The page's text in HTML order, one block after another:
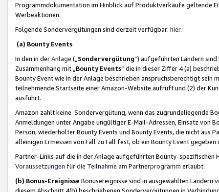
Programmdokumentation im Hinblick auf Produktverkäufe geltende
Werbeaktionen.
Folgende Sondervergütungen sind derzeit verfügbar: hier.
(a) Bounty Events
In den in derAnlage („ Sondervergütung“) aufgeführten Ländern
Zusammenhang mit „ Bounty Events“ die in dieser Ziffer 4 (a)
Bounty Event wie in der Anlage beschrieben anspruchsberechtigt sein
teilnehmende Startseite einer Amazon-Website aufruft und (2) der
ausführt.
Amazon zahlt keine Sondervergütung, wenn das zugrundeliegende
Anmeldungen unter Angabe ungültiger E-Mail-Adressen, Einsatz von
Person, wiederholter Bounty Events und Bounty Events, die nicht
alleinigen Ermessen von Fall zu Fall fest, ob ein Bounty Event
Partner-Links auf die in der Anlage aufgeführten Bounty-spezifischen
Voraussetzungen für die Teilnahme am Partnerprogramm erlaubt.
(b) Bonus-Ereignisse Bonusereignisse sind in ausgewählten Ländern
diesem Abschnitt 4(b) beschriebenen Sondervergütungen in